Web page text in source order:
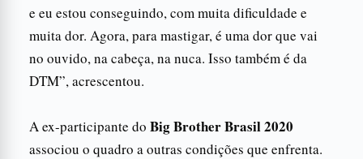
e eu estou conseguindo, com muita dificuldade e
muita dor. Agora, para mastigar, é uma dor que vai
no ouvido, na cabeça, na nuca. Isso também é da
DTM”, acrescentou.
A ex-participante do Big Brother Brasil 2020
associou o quadro a outras condições que enfrenta.